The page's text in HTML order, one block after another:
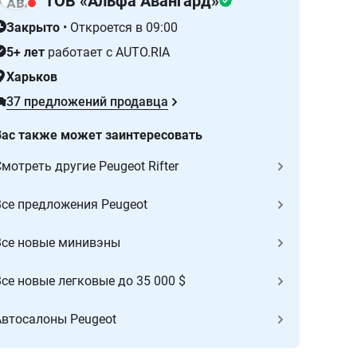
Закрыто • Откроется в 09:00
5+ лет работает с AUTO.RIA
Харьков
37 предложений продавца
также может заинтересовать
другие Peugeot Rifter
предложения Peugeot
новые минивэны
новые легковые до 35 000 $
Peugeot